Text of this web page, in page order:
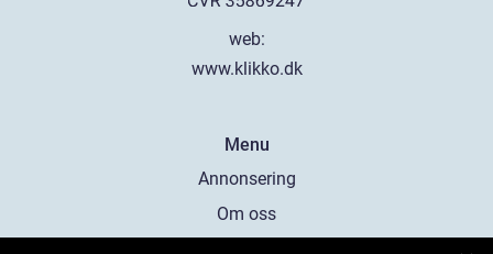
web:
www.klikko.dk
Menu
Annonsering
Om oss